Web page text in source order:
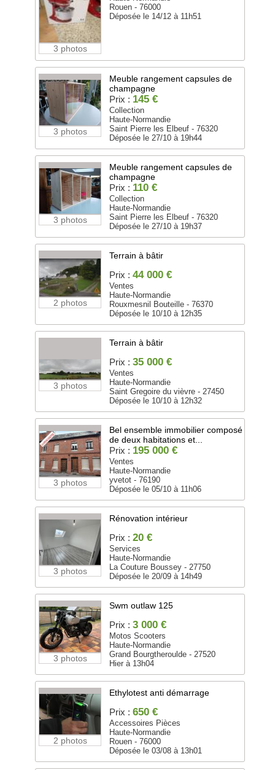
3 photos
Rouen - 76000
Déposée le 14/12 à 11h51
3 photos
Meuble rangement capsules de
champagne
Prix : 145 €
Collection
Haute-Normandie
Saint Pierre les Elbeuf - 76320
Déposée le 27/10 à 19h44
3 photos
Meuble rangement capsules de
champagne
Prix : 110 €
Collection
Haute-Normandie
Saint Pierre les Elbeuf - 76320
Déposée le 27/10 à 19h37
2 photos
Terrain à bâtir
Prix : 44 000 €
Ventes
Haute-Normandie
Rouxmesnil Bouteille - 76370
Déposée le 10/10 à 12h35
3 photos
Terrain à bâtir
Prix : 35 000 €
Ventes
Haute-Normandie
Saint Gregoire du vièvre - 27450
Déposée le 10/10 à 12h32
3 photos
Bel ensemble immobilier composé
de deux habitations et...
Prix : 195 000 €
Ventes
Haute-Normandie
yvetot - 76190
Déposée le 05/10 à 11h06
3 photos
Rénovation intérieur
Prix : 20 €
Services
Haute-Normandie
La Couture Boussey - 27750
Déposée le 20/09 à 14h49
3 photos
Swm outlaw 125
Prix : 3 000 €
Motos Scooters
Haute-Normandie
Grand Bourgtheroulde - 27520
Hier à 13h04
2 photos
Ethylotest anti démarrage
Prix : 650 €
Accessoires Pièces
Haute-Normandie
Rouen - 76000
Déposée le 03/08 à 13h01